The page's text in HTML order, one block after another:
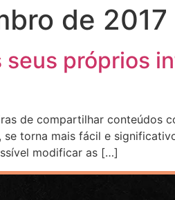
de 2017
seus próprios
de compartilhar conteúdos
torna mais fácil e
modificar as […]